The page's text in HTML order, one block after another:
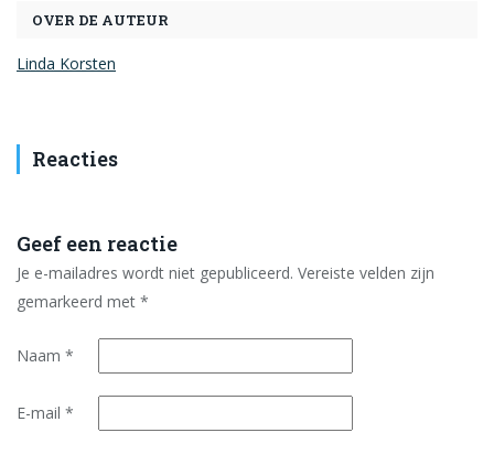
OVER DE AUTEUR
Linda Korsten
Reacties
Geef een reactie
Je e-mailadres wordt niet gepubliceerd. Vereiste velden zijn
gemarkeerd met *
Naam *
E-mail *